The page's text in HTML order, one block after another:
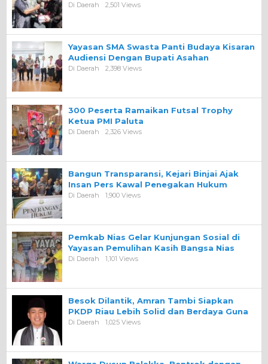
Di Daerah 2,501 Views
Yayasan SMA Swasta Panti Budaya Kisaran
Audiensi Dengan Bupati Asahan
Di Daerah 2,398 Views
300 Peserta Ramaikan Futsal Trophy
Ketua PMI Paluta
Di Daerah 2,326 Views
Bangun Transparansi, Kejari Binjai Ajak
Insan Pers Kawal Penegakan Hukum
Di Daerah 1,900 Views
Pemkab Nias Gelar Kunjungan Sosial di
Yayasan Pemulihan Kasih Bangsa Nias
Di Daerah 1,101 Views
Besok Dilantik, Amran Tambi Siapkan
PKDP Riau Lebih Solid dan Berdaya Guna
Di Daerah 1,025 Views